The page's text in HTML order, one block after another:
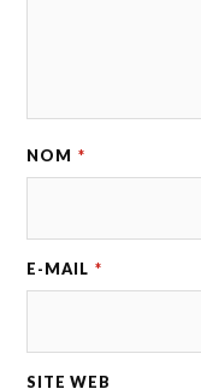
NOM *
E-MAIL *
SITE WEB